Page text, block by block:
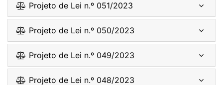
Projeto de Lei n.º 051/2023
Projeto de Lei n.º 050/2023
Projeto de Lei n.º 049/2023
Projeto de Lei n.º 048/2023